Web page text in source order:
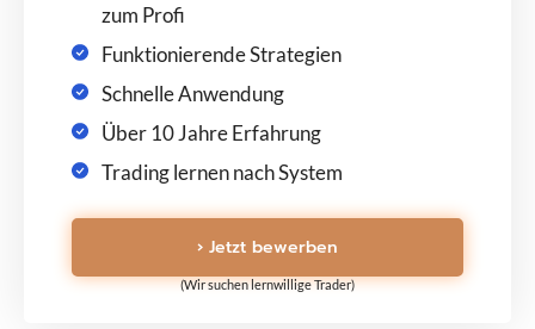
zum Profi
Funktionierende Strategien
Schnelle Anwendung
Über 10 Jahre Erfahrung
Trading lernen nach System
› Jetzt bewerben
(Wir suchen lernwillige Trader)